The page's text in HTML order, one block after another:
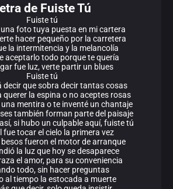
de Fuiste Tú
Fuiste tú
foto tuya puesta en mi cartera
hacer pequeño por la carretera
la intermitencia y la melancolía
aceptarlo todo porque te quería
fue luz, verte partir un blues
Fuiste tú
decir que sobra decir tantas cosas
querer la espina o no aceptes rosas
mentira o te inventé un chantaje
también forman parte del paisaje
si hubo un culpable aquí, fuiste tú
fue tocar el cielo la primera vez
fueron el motor de arranque
la luz que hoy se desaparece
el amor, para su conveniencia
todo, sin hacer preguntas
al tiempo la estocada a muerte